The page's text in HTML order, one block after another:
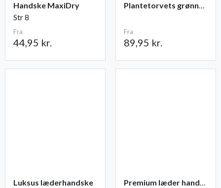
Handske MaxiDry
Str 8
Fra
44,95 kr.
Plantetorvets grønne vandingspose 75 liter
Fra
89,95 kr.
Luksus læderhandske
Premium læder handske Flutter